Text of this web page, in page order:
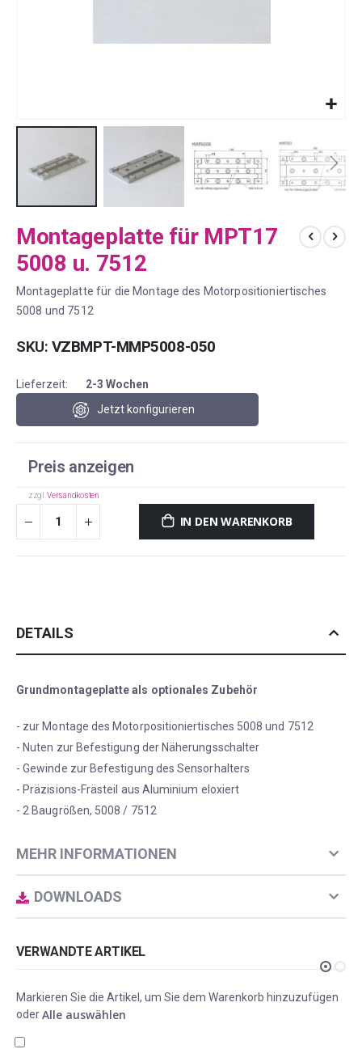
Anfang
der
Bildergalerie
Montageplatte für MPT17
5008 u. 7512
Montageplatte für die Montage des Motorpositioniertisches
5008 und 7512
SKU VZBMPT-MMP5008-050
Lieferzeit:
2-3 Wochen
Jetzt konfigurieren
Preis anzeigen
zzgl.Versandkosten
IN DEN WARENKORB
DETAILS
Grundmontageplatte als optionales Zubehör
- zur Montage des Motorpositioniertisches 5008 und 7512
- Nuten zur Befestigung der Näherungsschalter
- Gewinde zur Befestigung des Sensorhalters
- Präzisions-Frästeil aus Aluminium eloxiert
- 2 Baugrößen, 5008 / 7512
MEHR INFORMATIONEN
DOWNLOADS
VERWANDTE ARTIKEL
Markieren Sie die Artikel, um Sie dem Warenkorb hinzuzufügen
oderAlle auswählen